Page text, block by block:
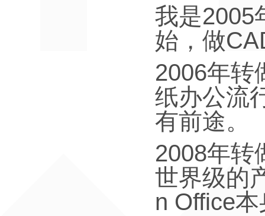
我是2005
始，做
2006年转
纸办公流
有前途。
2008年转
世界级的
n Office本